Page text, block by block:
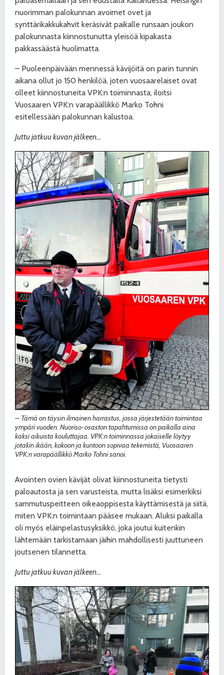
nuorimman palokunnan avoimet ovet ja
synttärikakkukahvit keräsivät paikalle runsaan joukon
palokunnasta kiinnostunutta yleisöä kipakasta
pakkassäästä huolimatta.
– Puoleenpäivään mennessä kävijöitä on parin tunnin
aikana ollut jo 150 henkilöä, joten vuosaarelaiset ovat
olleet kiinnostuneita VPK:n toiminnasta, iloitsi
Vuosaaren VPK:n varapäällikkö Marko Tohni
esitellessään palokunnan kalustoa.
Juttu jatkuu kuvan jälkeen…
– Tämä on täysin ilmainen harrastus, jossa järjestetään toimintaa
ympäri vuoden. Nuoriso-osaston tapahtumissa on paikalla aina
kaksi aikuista kouluttajaa. VPK:n toiminnassa jokaiselle löytyy
jotakin ikään, kokoon ja kuntoon sopivaa tekemistä, Vuosaaren
VPK:n varapäällikkö Marko Tohni sanoi.
Avointen ovien kävijät olivat kiinnostuneita tietysti
paloautosta ja sen varusteista, mutta lisäksi esimerkiksi
sammutuspeitteen oikeaoppisesta käyttämisestä ja siitä,
miten VPK:n toimintaan pääsee mukaan. Aluksi paikalla
oli myös eläinpelastusyksikkö, joka joutui kuitenkin
lähtemään tarkistamaan jäihin mahdollisesti juuttuneen
joutsenen tilannetta.
Juttu jatkuu kuvan jälkeen…